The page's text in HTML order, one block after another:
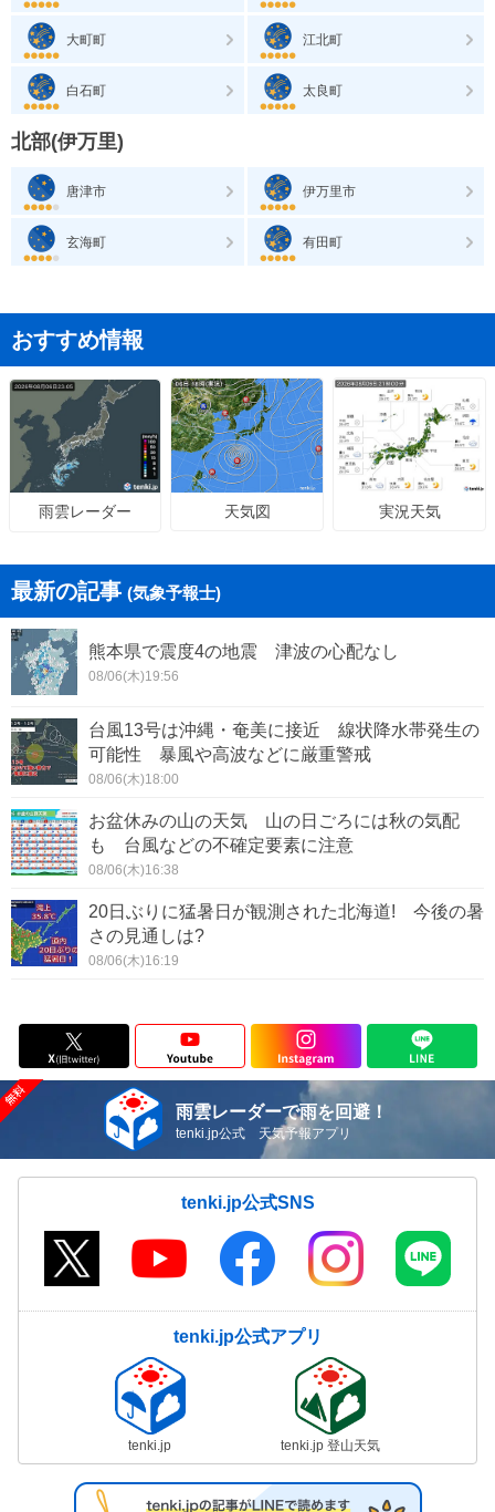
大町町 江北町
白石町 太良町
北部(伊万里)
唐津市 伊万里市
玄海町 有田町
おすすめ情報
雨雲レーダー 天気図 実況天気
最新の記事 (気象予報士)
熊本県で震度4の地震 津波の心配なし
08/06(木)19:56
台風13号は沖縄・奄美に接近 線状降水帯発生の
可能性 暴風や高波などに厳重警戒
08/06(木)18:00
お盆休みの山の天気 山の日ごろには秋の気配
も 台風などの不確定要素に注意
08/06(木)16:38
20日ぶりに猛暑日が観測された北海道! 今後の暑
さの見通しは?
08/06(木)16:19
雨雲レーダーで雨を回避！
tenki.jp公式 天気予報アプリ
tenki.jp公式SNS
tenki.jp公式アプリ
tenki.jp tenki.jp 登山天気